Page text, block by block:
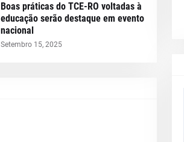
Boas práticas do TCE-RO voltadas à
educação serão destaque em evento
nacional
Setembro 15, 2025